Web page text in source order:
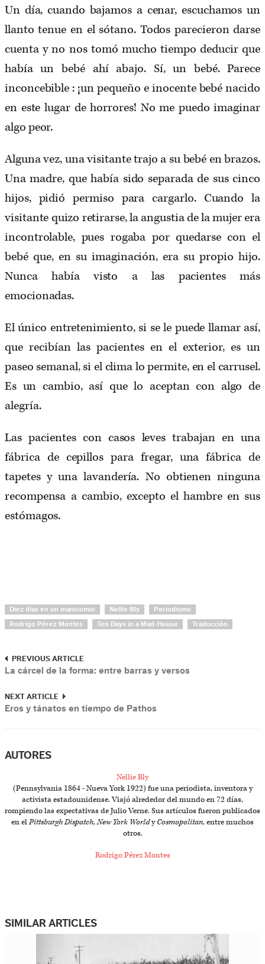
Un día, cuando bajamos a cenar, escuchamos un
llanto tenue en el sótano. Todos parecieron darse
cuenta y no nos tomó mucho tiempo deducir que
había un bebé ahí abajo. Sí, un bebé. Parece
inconcebible : ¡un pequeño e inocente bebé nacido
en este lugar de horrores! No me puedo imaginar
algo peor.
Alguna vez, una visitante trajo a su bebé en brazos.
Una madre, que había sido separada de sus cinco
hijos, pidió permiso para cargarlo. Cuando la
visitante quizo retirarse, la angustia de la mujer era
incontrolable, pues rogaba por quedarse con el
bebé que, en su imaginación, era su propio hijo.
Nunca había visto a las pacientes más
emocionadas.
El único entretenimiento, si se le puede llamar así,
que recibían las pacientes en el exterior, es un
paseo semanal, si el clima lo permite, en el carrusel.
Es un cambio, así que lo aceptan con algo de
alegría.
Las pacientes con casos leves trabajan en una
fábrica de cepillos para fregar, una fábrica de
tapetes y una lavandería. No obtienen ninguna
recompensa a cambio, excepto el hambre en sus
estómagos.
Diez días en un manicomio Nellie Bly Periodismo
Rodrigo Pérez Montes Ten Days in a Mad-House Traducción
PREVIOUS ARTICLE
La cárcel de la forma: entre barras y versos
NEXT ARTICLE
Eros y tánatos en tiempo de Pathos
AUTORES
Nellie Bly
(Pennsylvania 1864 - Nueva York 1922) fue una periodista, inventora y
activista estadounidense. Viajó alrededor del mundo en 72 días,
rompiendo las expectativas de Julio Verne. Sus artículos fueron publicados
en elPittsburgh Dispatch,New York WorldyCosmopolitan, entre muchos
otros.
Rodrigo Pérez Montes
SIMILAR ARTICLES